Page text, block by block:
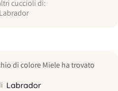
cuccioli di:
Labrador
di colore Miele ha trovato
Labrador